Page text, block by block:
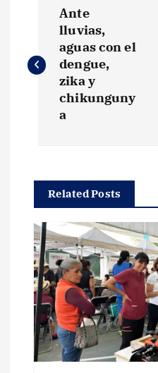
v
a
c
ó
n
d
Ante
lluvias,
aguas con el
dengue,
zika y
chikunguny
a
Related Posts